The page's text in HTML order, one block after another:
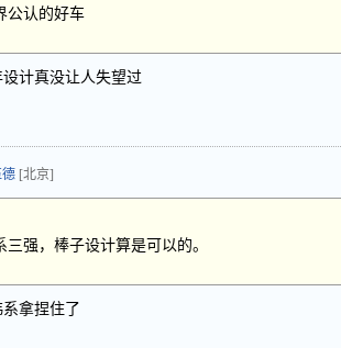
公认的好车
计真没让人失望过
[北京]
三强，棒子设计算是可以的。
拿捏住了